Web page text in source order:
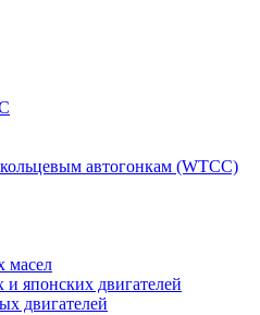
автогонкам (WTCC)
масел
японских двигателей
двигателей